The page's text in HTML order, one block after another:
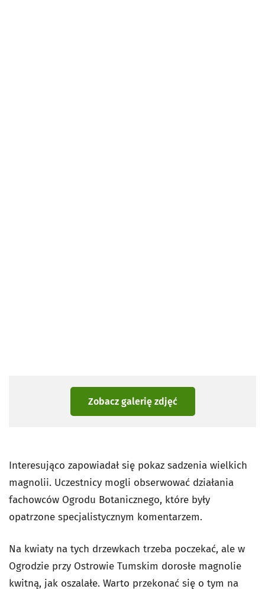
Zobacz galerię zdjęć
Interesująco zapowiadał się pokaz sadzenia wielkich
magnolii. Uczestnicy mogli obserwować działania
fachowców Ogrodu Botanicznego, które były
opatrzone specjalistycznym komentarzem.
Na kwiaty na tych drzewkach trzeba poczekać, ale w
Ogrodzie przy Ostrowie Tumskim dorosłe magnolie
kwitną, jak oszalałe. Warto przekonać się o tym na